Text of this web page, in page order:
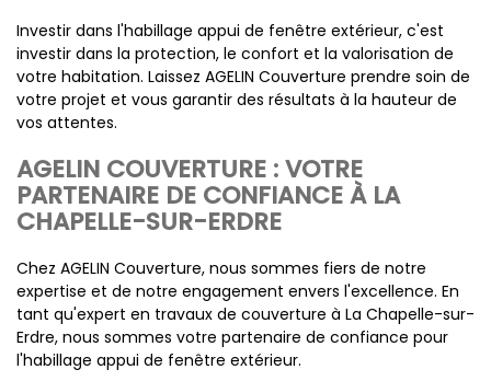
Investir dans l'habillage appui de fenêtre extérieur, c'est
investir dans la protection, le confort et la valorisation de
votre habitation. Laissez AGELIN Couverture prendre soin de
votre projet et vous garantir des résultats à la hauteur de
vos attentes.
AGELIN COUVERTURE : VOTRE
PARTENAIRE DE CONFIANCE À LA
CHAPELLE-SUR-ERDRE
Chez AGELIN Couverture, nous sommes fiers de notre
expertise et de notre engagement envers l'excellence. En
tant qu'expert en travaux de couverture à La Chapelle-sur-
Erdre, nous sommes votre partenaire de confiance pour
l'habillage appui de fenêtre extérieur.